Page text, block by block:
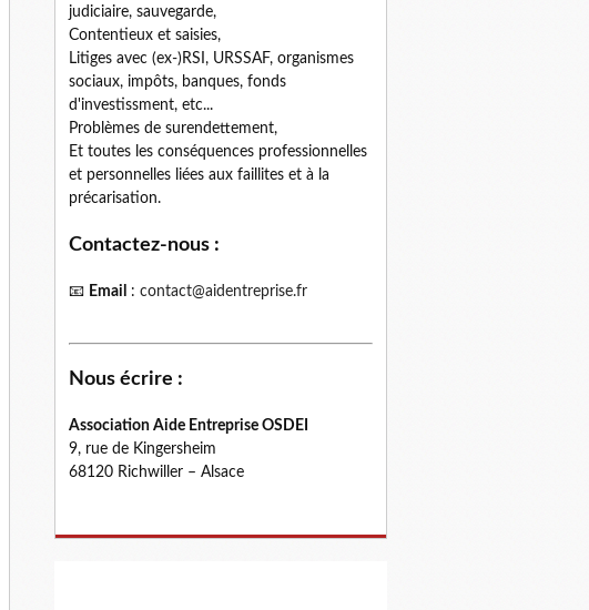
judiciaire, sauvegarde,
Contentieux et saisies,
Litiges avec (ex-)RSI, URSSAF, organismes
sociaux, impôts, banques, fonds
d'investissment, etc...
Problèmes de surendettement,
Et toutes les conséquences professionnelles
et personnelles liées aux faillites et à la
précarisation.
Contactez-nous :
📧 Email : contact@aidentreprise.fr
Nous écrire :
Association Aide Entreprise OSDEI
9, rue de Kingersheim
68120 Richwiller – Alsace